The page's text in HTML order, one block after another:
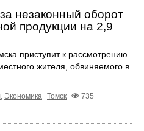
незаконный оборот
продукции на 2,9
приступит к рассмотрению
жителя, обвиняемого в
Экономика Томск
735